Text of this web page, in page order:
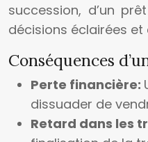
succession, d’un
décisions éclairées
Conséquences
Perte financière:
dissuader de
Retard dans les